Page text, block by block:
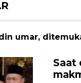
umar,
Saat